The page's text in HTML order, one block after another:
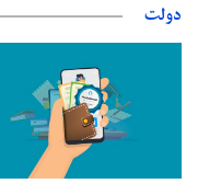
دولت